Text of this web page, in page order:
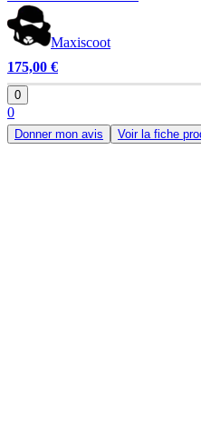
Maxiscoot
175,00 €
0
0
Donner mon avis Voir la fiche